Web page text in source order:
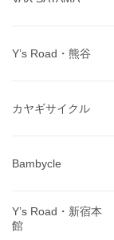
Y’s Road・熊谷
カヤギサイクル
Bambycle
Y’s Road・新宿本
館